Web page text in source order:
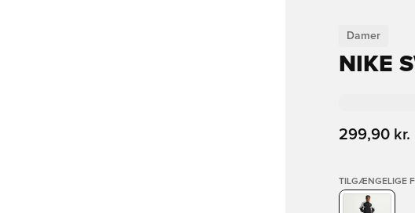
Damer
NIKE
299,90 kr.
TILGÆNGELIGE